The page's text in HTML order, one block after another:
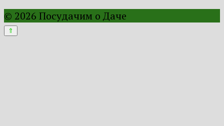
© 2026 Посудачим о Даче